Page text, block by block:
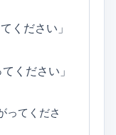
ください」
ください」
ってくださ